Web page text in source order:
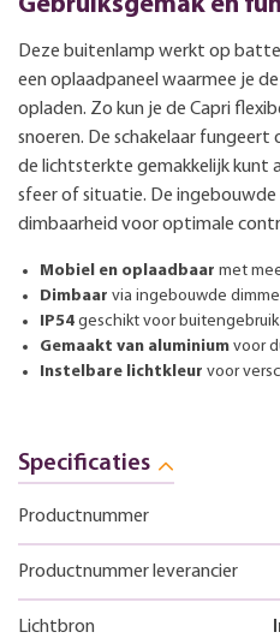
Deze buitenlamp werkt op
een oplaadpaneel waarmee je
opladen. Zo kun je de Capri
snoeren. De schakelaar fungeert
de lichtsterkte gemakkelijk kunt
sfeer of situatie. De
dimbaarheid voor optimale
Mobiel en oplaadbaar met
Dimbaar via ingebouwde
IP54 geschikt voor buitengebruik
Gemaakt van aluminium voor
Instelbare lichtkleur voor
Specificaties
Productnummer
Productnummer leverancier
Lichtbron